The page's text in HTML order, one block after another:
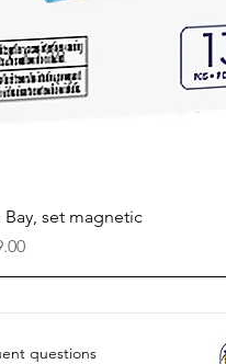
set magnetic
questions